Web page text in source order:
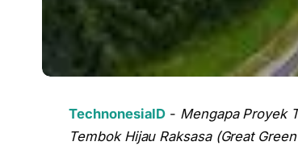
TechnonesiaID - Mengapa Proyek
Tembok Hijau Raksasa (Great